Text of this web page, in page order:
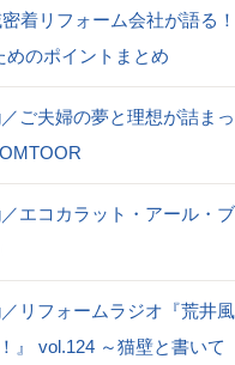
着リフォーム会社が語る
めのポイントまとめ
ご夫婦の夢と理想が詰ま
エコカラット・アール・
リフォームラジオ『荒井
』 vol.124 ～猫壁と書いて